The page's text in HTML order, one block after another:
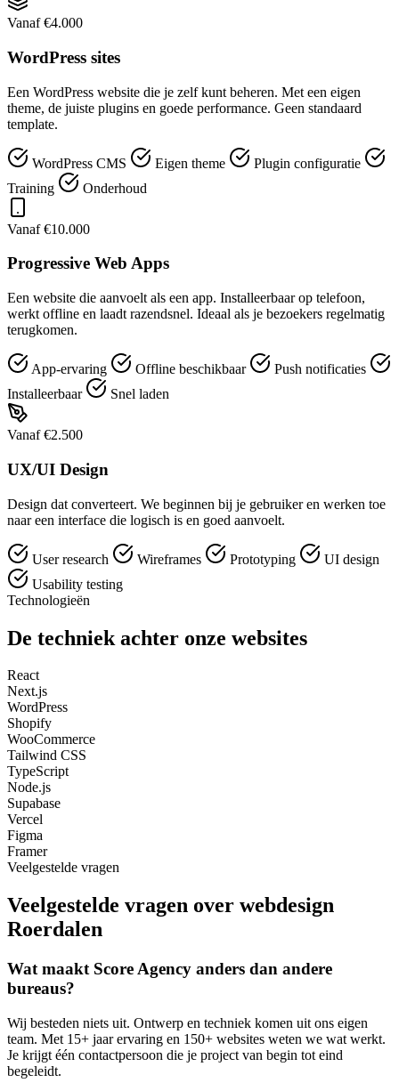
Vanaf €4.000
WordPress sites
Een WordPress website die je zelf kunt beheren. Met een eigen
theme, de juiste plugins en goede performance. Geen standaard
template.
WordPress CMS Eigen theme
Plugin configuratie
Training
Onderhoud
Vanaf €10.000
Progressive Web Apps
Een website die aanvoelt als een app. Installeerbaar op telefoon,
werkt offline en laadt razendsnel. Ideaal als je bezoekers regelmatig
terugkomen.
App-ervaring Offline beschikbaar
Push notificaties
Installeerbaar
Snel laden
Vanaf €2.500
UX/UI Design
Design dat converteert. We beginnen bij je gebruiker en werken toe
naar een interface die logisch is en goed aanvoelt.
User research Wireframes Prototyping
UI design
Usability testing
Technologieën
De techniek achter onze websites
React
Next.js
WordPress
Shopify
WooCommerce
Tailwind CSS
TypeScript
Node.js
Supabase
Vercel
Figma
Framer
Veelgestelde vragen
Veelgestelde vragen over webdesign
Roerdalen
Wat maakt Score Agency anders dan andere
bureaus?
Wij besteden niets uit. Ontwerp en techniek komen uit ons eigen
team. Met 15+ jaar ervaring en 150+ websites weten we wat werkt.
Je krijgt één contactpersoon die je project van begin tot eind
begeleidt.